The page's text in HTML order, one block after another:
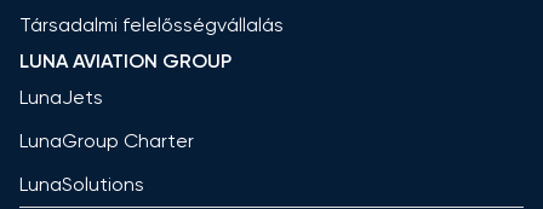
Társadalmi felelősségvállalás
LUNA AVIATION GROUP
LunaJets
LunaGroup Charter
LunaSolutions